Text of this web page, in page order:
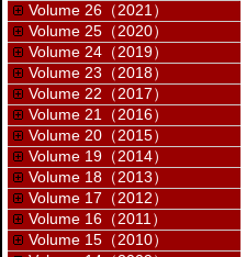
Volume 26（2021）
Volume 25（2020）
Volume 24（2019）
Volume 23（2018）
Volume 22（2017）
Volume 21（2016）
Volume 20（2015）
Volume 19（2014）
Volume 18（2013）
Volume 17（2012）
Volume 16（2011）
Volume 15（2010）